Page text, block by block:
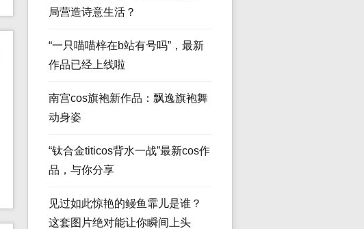
局营造诗意生活？
“一只喵喵梓在b站有号吗”，最新
作品已经上线啦
南宫cos旗袍新作品：飘逸旗袍舞
动身姿
“钛合金titicos背水一战”最新cos作
品，与你分享
见过如此惊艳的鳗鱼霏儿是谁？
这套图片绝对能让你瞬间上头